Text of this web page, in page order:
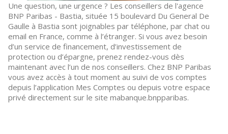
Une question, une urgence ? Les conseillers de l'agence
BNP Paribas - Bastia, située 15 boulevard Du General De
Gaulle à Bastia sont joignables par téléphone, par chat ou
email en France, comme à l’étranger. Si vous avez besoin
d’un service de financement, d’investissement de
protection ou d’épargne, prenez rendez-vous dès
maintenant avec l’un de nos conseillers. Chez BNP Paribas
vous avez accès à tout moment au suivi de vos comptes
depuis l’application Mes Comptes ou depuis votre espace
privé directement sur le site mabanque.bnpparibas.